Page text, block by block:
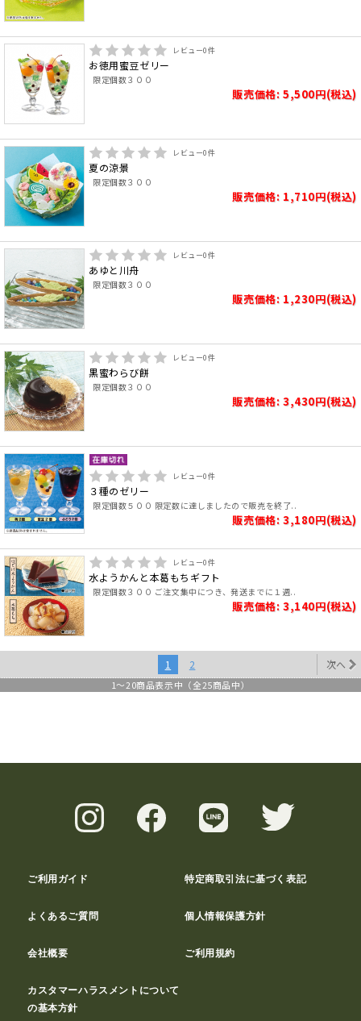
レビュー0件
お徳用蜜豆ゼリー
限定個数３００
販売価格: 5,500円(税込)
レビュー0件
夏の涼景
限定個数３００
販売価格: 1,710円(税込)
レビュー0件
あゆと川舟
限定個数３００
販売価格: 1,230円(税込)
レビュー0件
黒蜜わらび餅
限定個数３００
販売価格: 3,430円(税込)
レビュー0件
３種のゼリー
限定個数５００ 限定数に達しましたので販売を終了..
販売価格: 3,180円(税込)
レビュー0件
水ようかんと本葛もちギフト
限定個数３００ ご注文集中につき、発送までに１週..
販売価格: 3,140円(税込)
1 2 次へ
1～20商品表示中（全25商品中）
ご利用ガイド 特定商取引法に基づく表記
よくあるご質問 個人情報保護方針
会社概要 ご利用規約
カスタマーハラスメントについて
の基本方針